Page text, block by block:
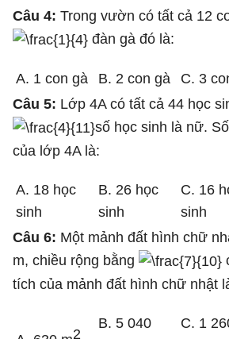
Câu 4: Trong vườn có tất cả 12
đàn gà đó là:
A. 1 con gà B. 2 con gà C. 3
Câu 5: Lớp 4A có tất cả 44 học
số học sinh là nữ.
của lớp 4A là:
A. 18 học
sinh
B. 26 học
sinh
C. 16
sinh
Câu 6: Một mảnh đất hình chữ
m, chiều rộng bằng
tích của mảnh đất hình chữ nhật
2
B. 5 040
C. 1